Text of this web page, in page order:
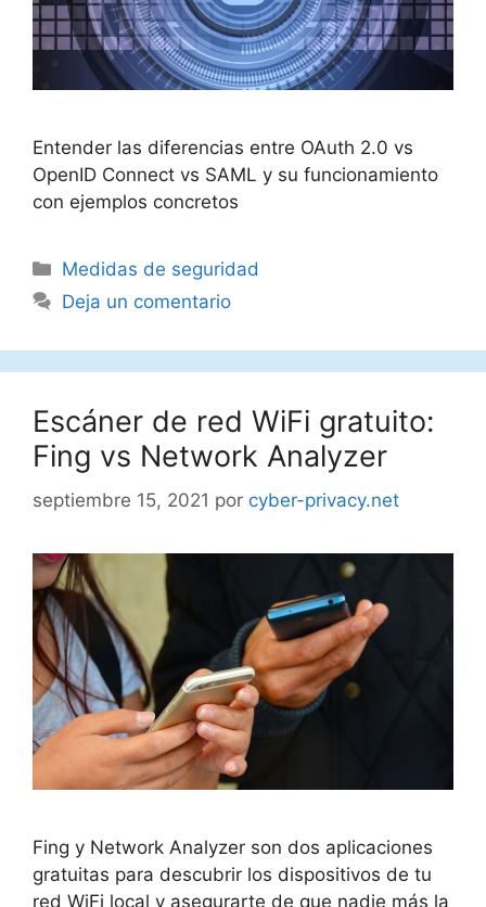
Entender las diferencias entre OAuth 2.0 vs
OpenID Connect vs SAML y su funcionamiento
con ejemplos concretos
Categorías
Medidas de seguridad
Deja un comentario
Escáner de red WiFi gratuito:
Fing vs Network Analyzer
septiembre 15, 2021 por cyber-privacy.net
Fing y Network Analyzer son dos aplicaciones
gratuitas para descubrir los dispositivos de tu
red WiFi local y asegurarte de que nadie más la